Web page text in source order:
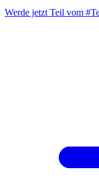
Werde jetzt Teil vom